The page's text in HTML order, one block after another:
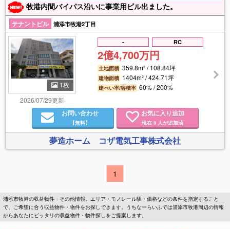
牧港内間バイパス沿いに事業用ビル出ました。
テナントビル 浦添市牧港2丁目
1枚
2026/07/29更新
- RC
2億4,700万円
土地面積 359.8m² / 108.84坪
建物面積 1404m² / 424.71坪
建ぺい率/容積率 60% / 200%
お問い合わせ
【無料】
お気に入り追加
現在 0 人が追加済
夢造ホーム コザ電気工事株式会社
1
浦添市牧港の収益物件・その他情報。エリア・モノレール駅・価格などの条件を指定すること
で、ご希望に合う収益物件・物件をお探しできます。うちなーらいふでは浦添市牧港周辺の情報
からあなたにピッタリの収益物件・物件探しをご提案します。